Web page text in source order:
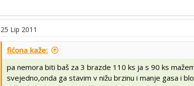
25 Lip 2011
fićona kaže:
pa nemora biti baš za 3 brazde 110 ks ja s 90 ks
svejedno,onda ga stavim v nižu brzinu i manje gasa i